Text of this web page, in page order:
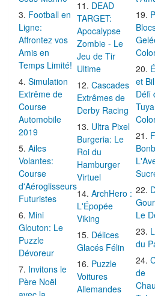
Football en
Ligne:
Affrontez vos
Amis en
Temps Limité!
Simulation
Extrême de
Course
Automobile
2019
Ailes
Volantes:
Course
d'Aéroglisseurs
Futuristes
Mini
Glouton: Le
Puzzle
Dévoreur
Invitons le
Père Noël
DEAD
TARGET:
Apocalypse
Zombie - Le
Jeu de Tir
Ultime
Cascades
Extrêmes de
Derby Racing
Ultra Pixel
Burgeria: Le
Roi du
Hamburger
Virtuel
ArchHero :
L'Épopée
Viking
Délices
Glacés Félin
Puzzle
Voitures
Allemandes
et
Défi
Le
du
de